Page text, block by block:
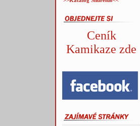
Ceník
Kamikaze zde